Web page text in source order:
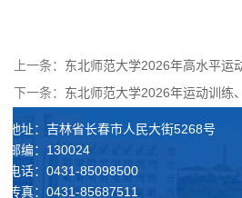
上一条： 东北师范大学2026年高水平运
下一条： 东北师范大学2026年运动训练
地址：吉林省长春市人民大街5268号
邮编：130024
电话：0431-85098500
传真：0431-85687511